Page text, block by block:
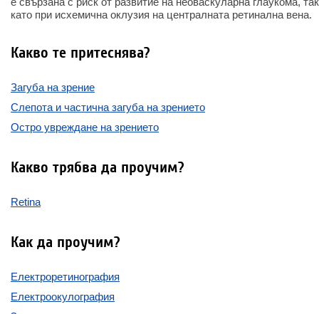
като при исхемична оклузия на централната ретинална вена.
Какво те притеснява?
Загуба на зрение
Слепота и частична загуба на зрението
Остро увреждане на зрението
Какво трябва да проучим?
Retina
Как да проучим?
Електроретинография
Електроокулография